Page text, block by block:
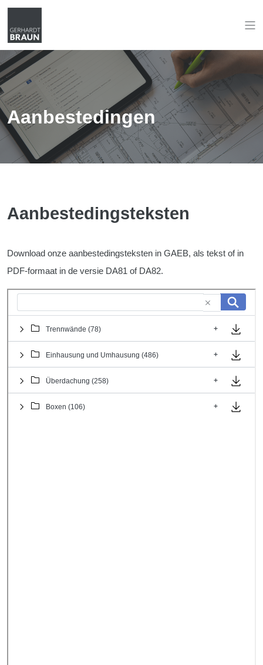
Aanbestedingen
Aanbestedingsteksten
Download onze aanbestedingsteksten in GAEB, als tekst of in
PDF-formaat in de versie DA81 of DA82.